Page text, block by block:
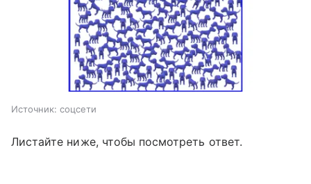
Источник: соцсети
Листайте ниже, чтобы посмотреть ответ.